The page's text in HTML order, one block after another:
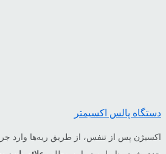
دستگاه پالس اکسیمتر
اکسیژن پس از تنفس، از طریق ریه‌ها وارد